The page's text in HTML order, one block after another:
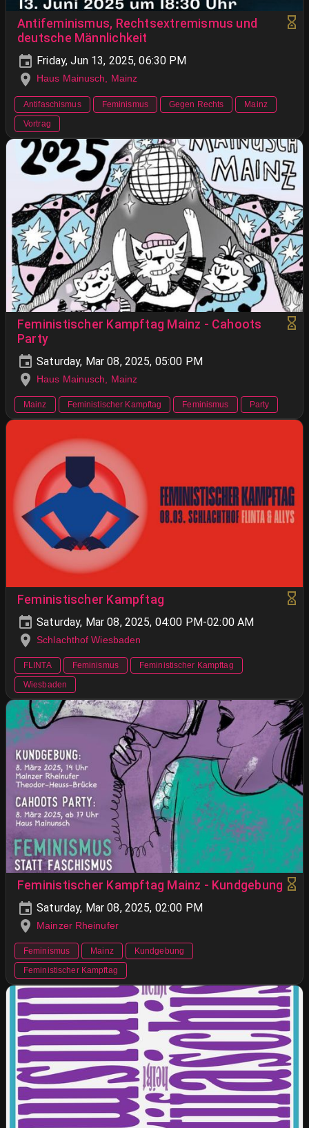
Antifeminismus, Rechtsextremismus und
deutsche Männlichkeit
Friday, Jun 13, 2025, 06:30 PM
Haus Mainusch, Mainz
Antifaschismus Feminismus Gegen Rechts
Mainz
Vortrag
Feministischer Kampftag Mainz - Cahoots
Party
Saturday, Mar 08, 2025, 05:00 PM
Haus Mainusch, Mainz
Mainz Feministischer Kampftag Feminismus Party
Feministischer Kampftag
Saturday, Mar 08, 2025, 04:00 PM-02:00 AM
Schlachthof Wiesbaden
FLINTA Feminismus
Feministischer Kampftag
Wiesbaden
Feministischer Kampftag Mainz - Kundgebung
Saturday, Mar 08, 2025, 02:00 PM
Mainzer Rheinufer
Feminismus Mainz
Kundgebung
Feministischer Kampftag